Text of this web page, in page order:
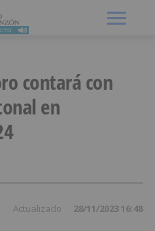
contará con
en
Actualizado 28/11/2023 16:48